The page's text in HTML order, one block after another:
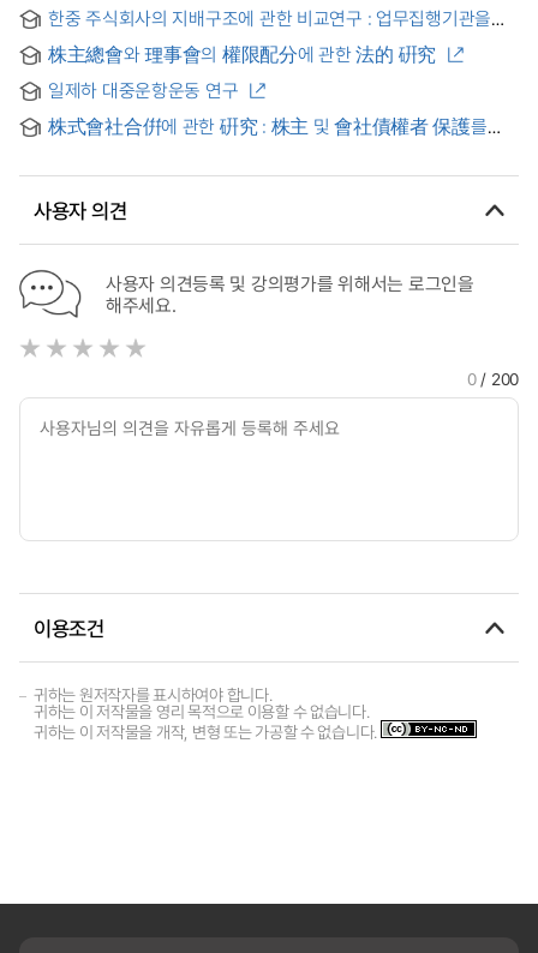
한중 주식회사의 지배구조에 관한 비교연구 : 업무집행기관을
중심으로
株主總會와 理事會의 權限配分에 관한 法的 硏究
일제하 대중운항운동 연구
株式會社合倂에 관한 硏究 : 株主 및 會社債權者 保護를
special reference to protection of stockholders and
사용자 의견
사용자 의견등록 및 강의평가를 위해서는 로그인을
해주세요.
0/ 200
이용조건
귀하는 원저작자를 표시하여야 합니다.
귀하는 이 저작물을 영리 목적으로 이용할 수 없습니다.
귀하는 이 저작물을 개작, 변형 또는 가공할 수 없습니다.